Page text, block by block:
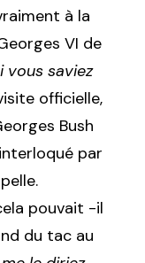
à la
VI de
vous saviez
officielle,
Bush
par
pouvait -il
du tac au